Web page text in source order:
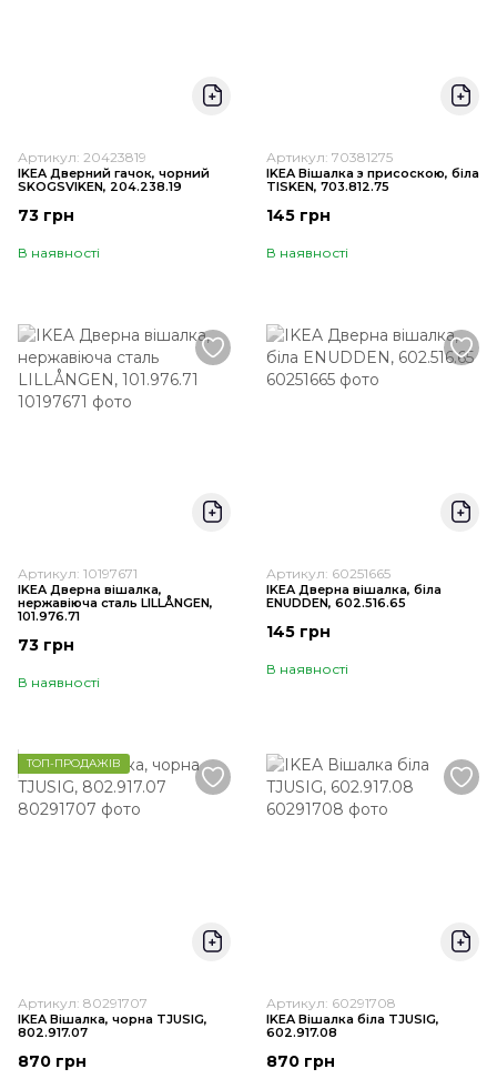
Артикул: 20423819
IKEA Дверний гачок, чорний
SKOGSVIKEN, 204.238.19
73 грн
В наявності
Артикул: 70381275
IKEA Вішалка з присоскою, біла
TISKEN, 703.812.75
145 грн
В наявності
Артикул: 10197671
IKEA Дверна вішалка,
нержавіюча сталь LILLÅNGEN,
101.976.71
73 грн
В наявності
Артикул: 60251665
IKEA Дверна вішалка, біла
ENUDDEN, 602.516.65
145 грн
В наявності
ТОП-ПРОДАЖІВ
Артикул: 80291707
IKEA Вішалка, чорна TJUSIG,
802.917.07
870 грн
Артикул: 60291708
IKEA Вішалка біла TJUSIG,
602.917.08
870 грн